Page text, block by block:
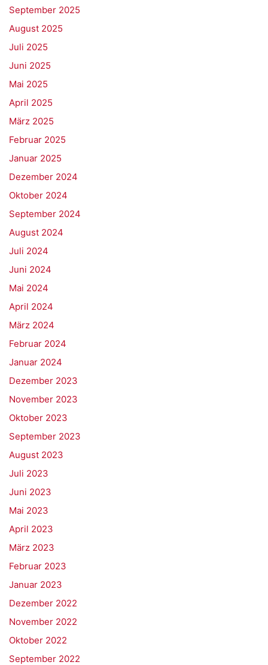
September 2025
August 2025
Juli 2025
Juni 2025
Mai 2025
April 2025
März 2025
Februar 2025
Januar 2025
Dezember 2024
Oktober 2024
September 2024
August 2024
Juli 2024
Juni 2024
Mai 2024
April 2024
März 2024
Februar 2024
Januar 2024
Dezember 2023
November 2023
Oktober 2023
September 2023
August 2023
Juli 2023
Juni 2023
Mai 2023
April 2023
März 2023
Februar 2023
Januar 2023
Dezember 2022
November 2022
Oktober 2022
September 2022